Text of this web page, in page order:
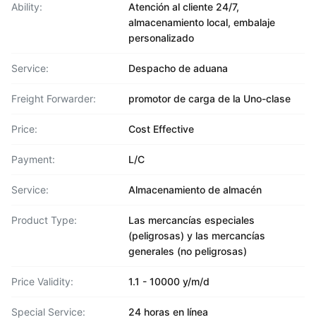
Ability:
Atención al cliente 24/7,
almacenamiento local, embalaje
personalizado
Service: Despacho de aduana
Freight Forwarder: promotor de carga de la Uno-clase
Price: Cost Effective
Payment: L/C
Service: Almacenamiento de almacén
Product Type:
Las mercancías especiales
(peligrosas) y las mercancías
generales (no peligrosas)
Price Validity: 1.1 - 10000 y/m/d
Special Service: 24 horas en línea